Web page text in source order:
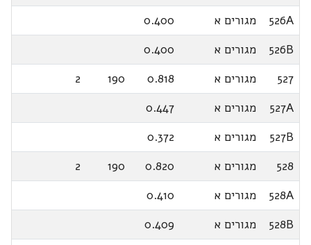
526A
מגורים א
0.400
526B
מגורים א
0.400
527
מגורים א 0.818
190
2
527A
מגורים א
0.447
527B
מגורים א
0.372
528
מגורים א 0.820
190
2
528A
מגורים א
0.410
528B
מגורים א
0.409